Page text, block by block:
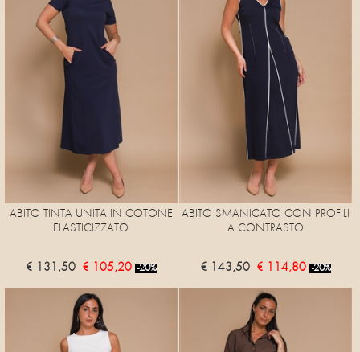
ABITO TINTA UNITA IN COTONE
ELASTICIZZATO
€ 131,50 € 105,20 -20%
ABITO SMANICATO CON PROFILI
A CONTRASTO
€ 143,50 € 114,80 -20%